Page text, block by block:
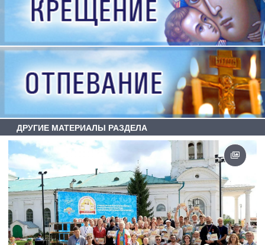
ДРУГИЕ МАТЕРИАЛЫ РАЗДЕЛА